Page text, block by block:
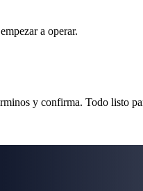
a operar.
y confirma. Todo listo